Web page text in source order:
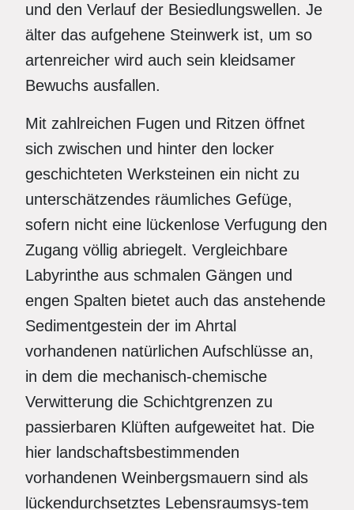
und den Verlauf der Besiedlungswellen. Je
älter das aufgehene Steinwerk ist, um so
artenreicher wird auch sein kleidsamer
Bewuchs ausfallen.
Mit zahlreichen Fugen und Ritzen öffnet
sich zwischen und hinter den locker
geschichteten Werksteinen ein nicht zu
unterschätzendes räumliches Gefüge,
sofern nicht eine lückenlose Verfugung den
Zugang völlig abriegelt. Vergleichbare
Labyrinthe aus schmalen Gängen und
engen Spalten bietet auch das anstehende
Sedimentgestein der im Ahrtal
vorhandenen natürlichen Aufschlüsse an,
in dem die mechanisch-chemische
Verwitterung die Schichtgrenzen zu
passierbaren Klüften aufgeweitet hat. Die
hier landschaftsbestimmenden
vorhandenen Weinbergsmauern sind als
lückendurchsetztes Lebensraumsys-tem